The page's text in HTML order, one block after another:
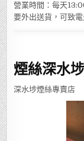
營業時間：每天
要外出送貨，可致
煙絲深水埗
深水埗煙絲專賣店